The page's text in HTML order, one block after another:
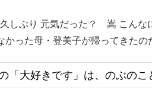
しぶり 元気だった？ 嵩 こんな
かった母・登美子が帰ってきたの
「大好きです」は、のぶのこ